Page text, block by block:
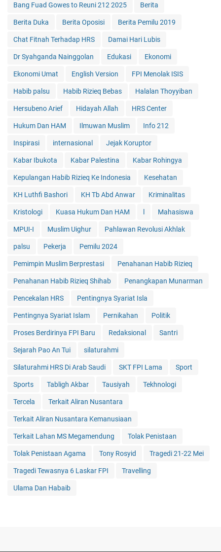
Bang Fuad Gowes to Reuni 212 2025 Berita
Berita Duka Berita Oposisi Berita Pemilu 2019
Chat Fitnah Terhadap HRS Damai Hari Lubis
Dr Syahganda Nainggolan Edukasi Ekonomi
Ekonomi Umat English Version FPI Menolak ISIS
Habib palsu Habib Rizieq Bebas Halalan Thoyyiban
Hersubeno Arief Hidayah Allah HRS Center
Hukum Dan HAM Ilmuwan Muslim Info 212
Inspirasi internasional Jejak Koruptor
Kabar Ibukota Kabar Palestina Kabar Rohingya
Kepulangan Habib Rizieq Ke Indonesia Kesehatan
KH Luthfi Bashori KH Tb Abd Anwar Kriminalitas
Kristologi Kuasa Hukum Dan HAM Mahasiswa
MPUI-I Muslim Uighur Pahlawan Revolusi Akhlak
palsu Pekerja Pemilu 2024
Pemimpin Muslim Berprestasi Penahanan Habib Rizieq
Penahanan Habib Rizieq Shihab Penangkapan Munarman
Pencekalan HRS Pentingnya Syariat Isla
Pentingnya Syariat Islam Pernikahan Politik
Proses Berdirinya FPI Baru Redaksional Santri
Sejarah Pao An Tui silaturahmi
Silaturahmi HRS Di Arab Saudi SKT FPI Lama Sport
Sports Tabligh Akbar Tausiyah Tekhnologi
Tercela Terkait Aliran Nusantara
Terkait Aliran Nusantara Kemanusiaan
Terkait Lahan MS Megamendung Tolak Penistaan
Tolak Penistaan Agama Tony Rosyid Tragedi 21-22 Mei
Tragedi Tewasnya 6 Laskar FPI Travelling
Ulama Dan Habaib